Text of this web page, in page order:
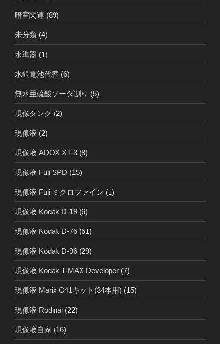
暗室関連 (89)
未分類 (4)
水準器 (1)
水銀電池代替 (6)
無水亜硫酸ソーダ割り (5)
現像タンク (2)
現像液 (2)
現像液 ADOX XT-3 (8)
現像液 Fuji SPD (15)
現像液 Fuji ミクロファイン (1)
現像液 Kodak D-19 (6)
現像液 Kodak D-76 (61)
現像液 Kodak D-96 (29)
現像液 Kodak T-MAX Developer (7)
現像液 Marix C41キット(34本用) (15)
現像液 Rodinal (22)
現像液自家 (16)